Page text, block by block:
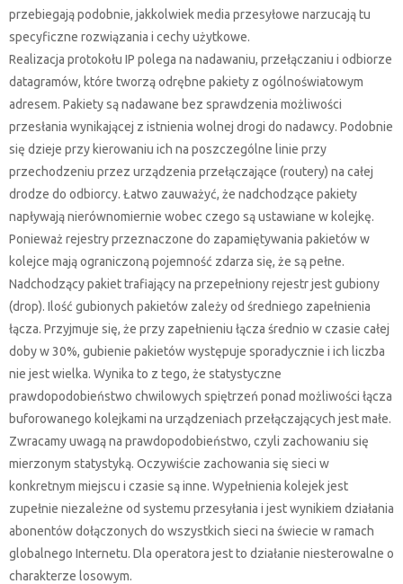
przebiegają podobnie, jakkolwiek media przesyłowe narzucają tu
specyficzne rozwiązania i cechy użytkowe.
Realizacja protokołu IP polega na nadawaniu, przełączaniu i odbiorze
datagramów, które tworzą odrębne pakiety z ogólnoświatowym
adresem. Pakiety są nadawane bez sprawdzenia możliwości
przesłania wynikającej z istnienia wolnej drogi do nadawcy. Podobnie
się dzieje przy kierowaniu ich na poszczególne linie przy
przechodzeniu przez urządzenia przełączające (routery) na całej
drodze do odbiorcy. Łatwo zauważyć, że nadchodzące pakiety
napływają nierównomiernie wobec czego są ustawiane w kolejkę.
Ponieważ rejestry przeznaczone do zapamiętywania pakietów w
kolejce mają ograniczoną pojemność zdarza się, że są pełne.
Nadchodzący pakiet trafiający na przepełniony rejestr jest gubiony
(drop). Ilość gubionych pakietów zależy od średniego zapełnienia
łącza. Przyjmuje się, że przy zapełnieniu łącza średnio w czasie całej
doby w 30%, gubienie pakietów występuje sporadycznie i ich liczba
nie jest wielka. Wynika to z tego, że statystyczne
prawdopodobieństwo chwilowych spiętrzeń ponad możliwości łącza
buforowanego kolejkami na urządzeniach przełączających jest małe.
Zwracamy uwagą na prawdopodobieństwo, czyli zachowaniu się
mierzonym statystyką. Oczywiście zachowania się sieci w
konkretnym miejscu i czasie są inne. Wypełnienia kolejek jest
zupełnie niezależne od systemu przesyłania i jest wynikiem działania
abonentów dołączonych do wszystkich sieci na świecie w ramach
globalnego Internetu. Dla operatora jest to działanie niesterowalne o
charakterze losowym.